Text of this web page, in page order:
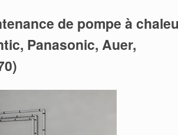
de pompe à
Panasonic, Auer,